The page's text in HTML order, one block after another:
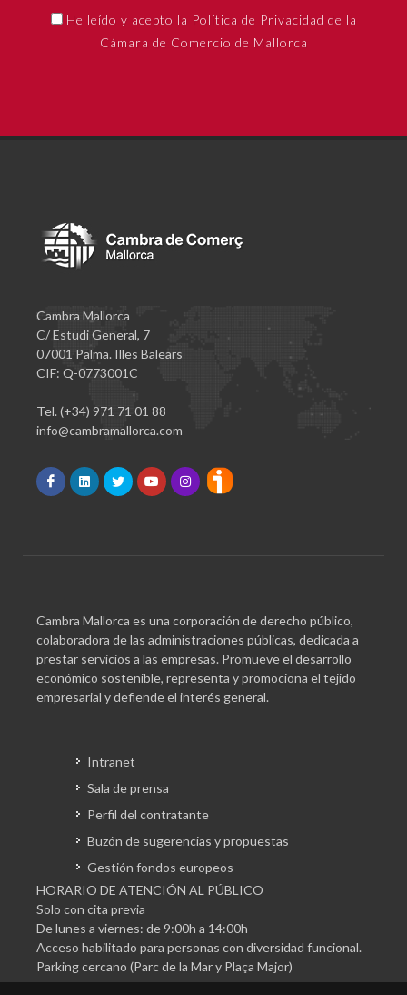
He leído y acepto la Política de Privacidad de la
Cámara de Comercio de Mallorca
Cambra Mallorca
C/ Estudi General, 7
07001 Palma. Illes Balears
CIF: Q-0773001C
Tel. (+34) 971 71 01 88
info@cambramallorca.com
Cambra Mallorca es una corporación de derecho público,
colaboradora de las administraciones públicas, dedicada a
prestar servicios a las empresas. Promueve el desarrollo
económico sostenible, representa y promociona el tejido
empresarial y defiende el interés general.
Intranet
Sala de prensa
Perfil del contratante
Buzón de sugerencias y propuestas
Gestión fondos europeos
HORARIO DE ATENCIÓN AL PÚBLICO
Solo con cita previa
De lunes a viernes: de 9:00h a 14:00h
Acceso habilitado para personas con diversidad funcional.
Parking cercano (Parc de la Mar y Plaça Major)